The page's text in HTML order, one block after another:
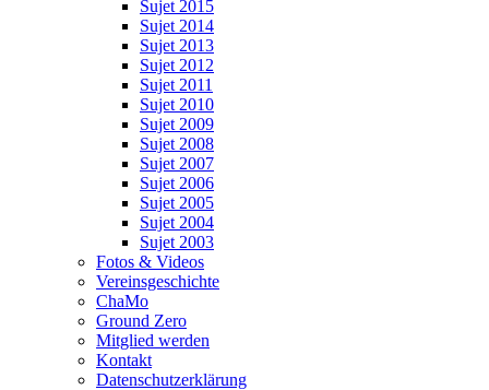
Sujet 2015
Sujet 2014
Sujet 2013
Sujet 2012
Sujet 2011
Sujet 2010
Sujet 2009
Sujet 2008
Sujet 2007
Sujet 2006
Sujet 2005
Sujet 2004
Sujet 2003
Fotos & Videos
Vereinsgeschichte
ChaMo
Ground Zero
Mitglied werden
Kontakt
Datenschutzerklärung